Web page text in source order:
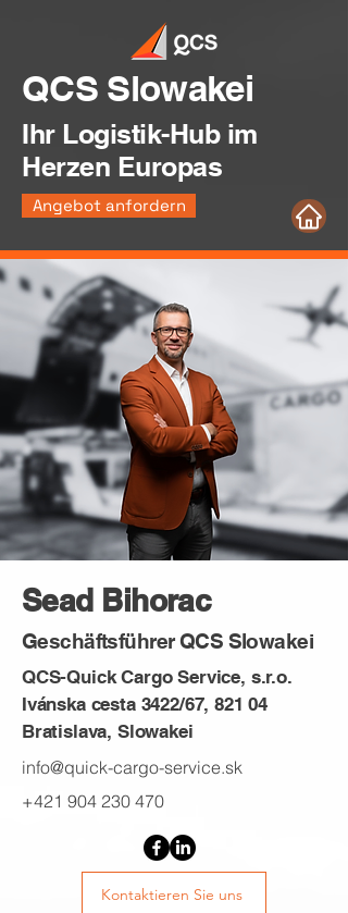
QCS Slowakei
Ihr Logistik-Hub im
Herzen Europas
Angebot anfordern
Sead Bihorac
Geschäftsführer QCS Slowakei
QCS-Quick Cargo Service, s.r.o.
Ivánska cesta 3422/67, 821 04
Bratislava, Slowakei
info@quick-cargo-service.sk
+421 904 230 470
Kontaktieren Sie uns